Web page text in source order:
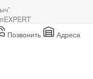
Позвонить Адреса